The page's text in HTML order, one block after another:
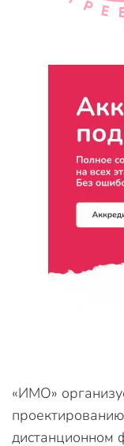
«ИМО»
дистанционном